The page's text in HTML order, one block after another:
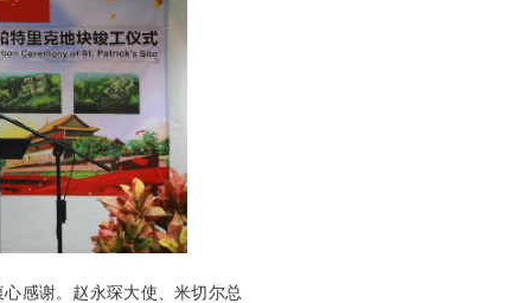
感谢。赵永琛大使、米切尔总